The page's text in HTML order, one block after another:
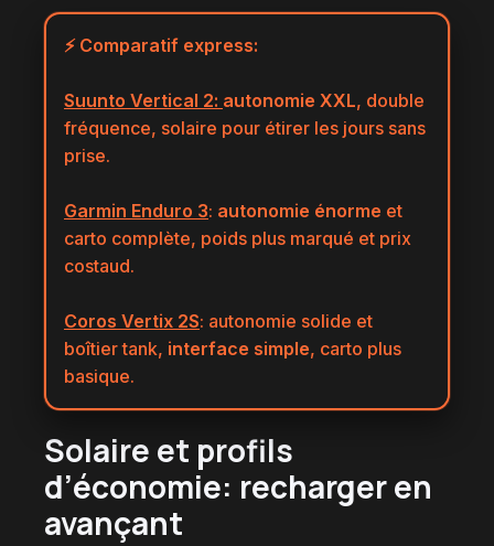
⚡ Comparatif express:
Suunto Vertical 2: autonomie XXL, double
fréquence, solaire pour étirer les jours sans
prise.
Garmin Enduro 3: autonomie énorme et
carto complète, poids plus marqué et prix
costaud.
Coros Vertix 2S: autonomie solide et
boîtier tank, interface simple, carto plus
basique.
Solaire et profils
d’économie: recharger en
avançant